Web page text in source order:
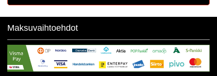
Maksuvaihtoehdot